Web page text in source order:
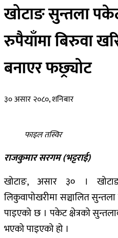
खोटाङ सुन्तला
रुपैयाँमा बिरुवा
बनाएर फछ्र्योट
३० असार २०८०, शनिबार
फाइल तस्विर
राजकुमार सरगम (भट्टराई)
खोटाङ, असार ३० ।
लिकुवापोखरीमा सञ्चालित
पाइएको छ । पकेट क्षेत्रको
भएको पाइएको हो ।